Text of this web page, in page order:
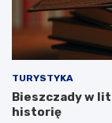
TURYSTYKA
Bieszczady w
historię